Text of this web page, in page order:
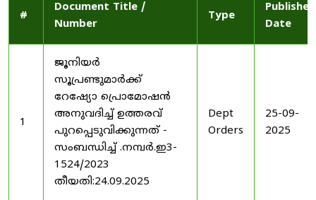
#
Document Title /
Number
Type
Published
Date
1
ജൂനിയർ
സൂപ്രണ്ടുമാർക്ക്
റേഷ്യോ പ്രൊമോഷൻ
അനുവദിച്ച് ഉത്തരവ്
പുറപ്പെടുവിക്കുന്നത് -
സംബന്ധിച്ച് .നമ്പർ.ഇ3-
1524/2023
തീയതി:24.09.2025
Dept
Orders
25-09-
2025